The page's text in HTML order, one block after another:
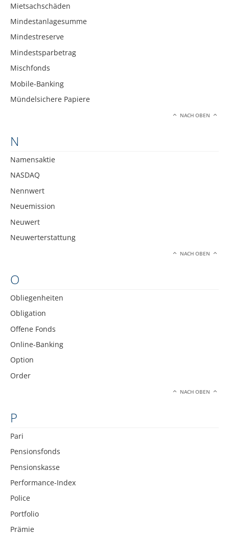
Mietsachschäden
Mindestanlagesumme
Mindestreserve
Mindestsparbetrag
Mischfonds
Mobile-Banking
Mündelsichere Papiere
NACH OBEN
N
Namensaktie
NASDAQ
Nennwert
Neuemission
Neuwert
Neuwerterstattung
NACH OBEN
O
Obliegenheiten
Obligation
Offene Fonds
Online-Banking
Option
Order
NACH OBEN
P
Pari
Pensionsfonds
Pensionskasse
Performance-Index
Police
Portfolio
Prämie